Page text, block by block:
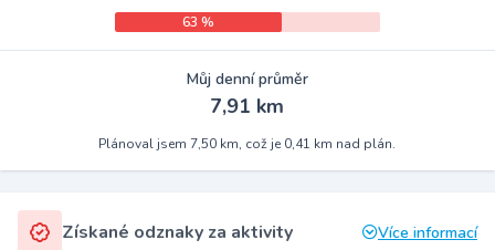
63 %
Můj denní průměr
7,91 km
Plánoval jsem 7,50 km, což je 0,41 km nad plán.
Získané odznaky za aktivity Více informací